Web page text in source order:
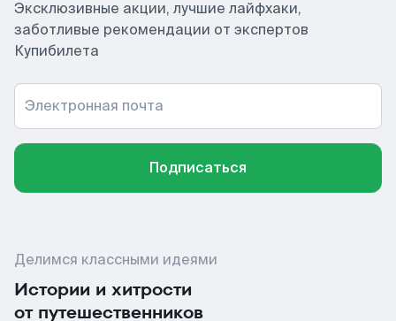
Эксклюзивные акции, лучшие лайфхаки,
заботливые рекомендации от экспертов
Купибилета
Электронная почта
Подписаться
Делимся классными идеями
Истории и хитрости
от путешественников